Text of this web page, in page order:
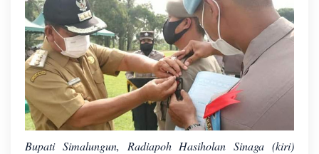
Bupati Simalungun, Radiapoh Hasiholan Sinaga (kiri)